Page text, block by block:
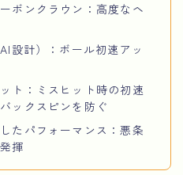
ボンクラウン：高度なヘ
設計）：ボール初速アッ
ト：ミスヒット時の初速
ックスピンを防ぐ
たパフォーマンス：悪条
揮